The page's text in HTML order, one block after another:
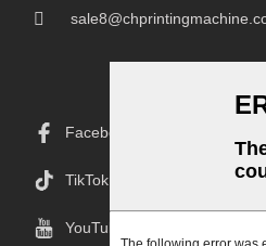
Facebook
TikTok
YouTube